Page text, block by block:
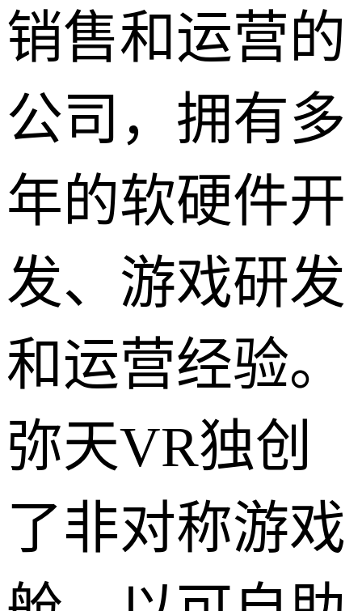
销售和运营的
公司，拥有多
年的软硬件开
发、游戏研发
和运营经验。
弥天VR独创
了非对称游戏